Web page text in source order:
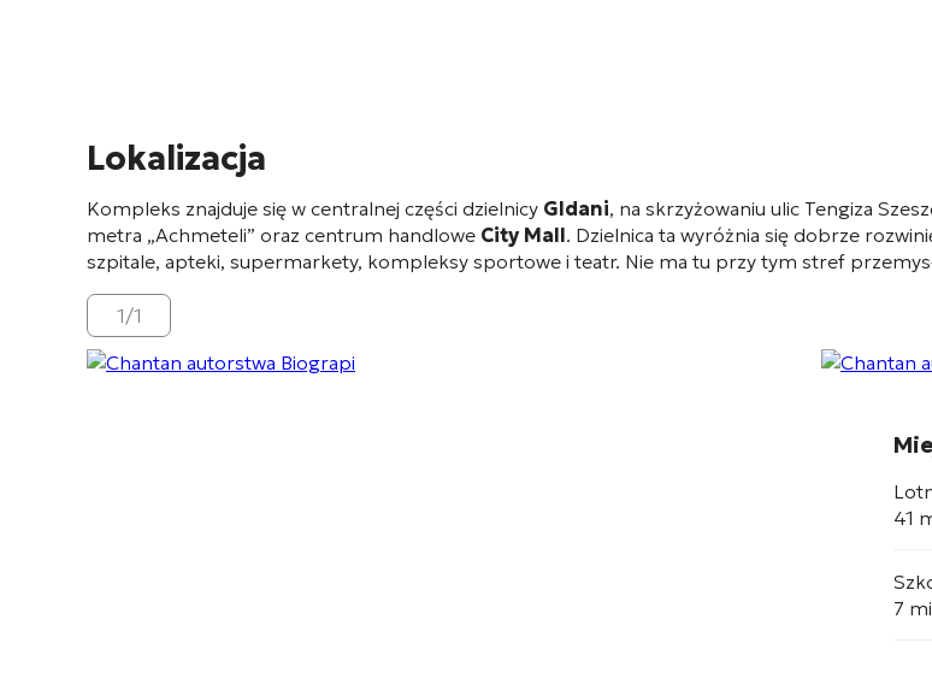
Lokalizacja
Kompleks znajduje się w centralnej części dzielnicy Gldani, na skrzyżowaniu ulic Tengiza
metra „Achmeteli” oraz centrum handlowe City Mall. Dzielnica ta wyróżnia się dobrze
szpitale, apteki, supermarkety, kompleksy sportowe i teatr. Nie ma tu przy tym stref
1/1
41
7